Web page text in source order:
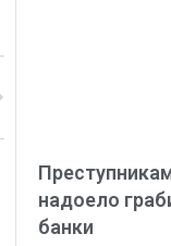
надоело
банки